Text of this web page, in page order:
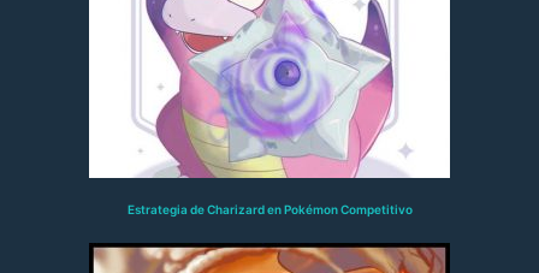
Estrategia de Charizard en Pokémon Competitivo